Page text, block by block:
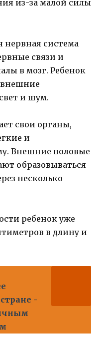
из-за малой силы
нервная система
связи и
в мозг. Ребенок
внешние
и шум.
свои органы,
и
Внешние половые
образовываться
несколько
ребенок уже
в длину и
-